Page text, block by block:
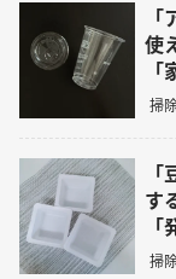
使
掃
す
掃